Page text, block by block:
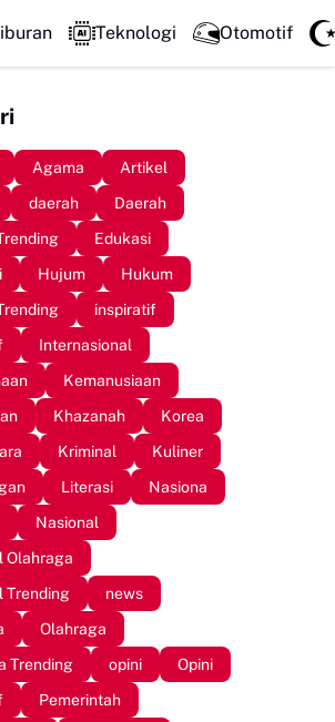
DPRD Morowali Bahas Penanganan
Teknologi Otomotif
Agama
Artikel
daerah
Daerah
Edukasi
Hujum
Hukum
inspiratif
Internasional
Kemanusiaan
Khazanah
Korea
Kriminal
Kuliner
Literasi
Nasiona
Nasional
Olahraga
Trending
news
Olahraga
Trending
opini
Opini
Pemerintah